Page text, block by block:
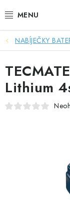
na
OVĚŘOVÁNÍ
DOPRAVA
SOLÁRNÍ
ZÁLOŽNÍ
NABÍJEČKY
Lithium